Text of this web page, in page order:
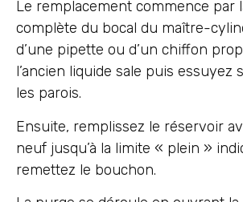
Le remplacement commence par
complète du bocal du maître-
d’une pipette ou d’un chiffon
l’ancien liquide sale puis essuyez
les parois.
Ensuite, remplissez le réservoir
neuf jusqu’à la limite « plein »
remettez le bouchon.